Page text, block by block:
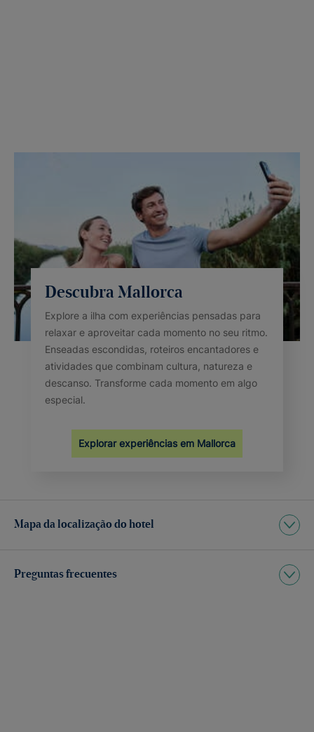
Descubra Mallorca
Explore a ilha com experiências pensadas para
relaxar e aproveitar cada momento no seu ritmo.
Enseadas escondidas, roteiros encantadores e
atividades que combinam cultura, natureza e
descanso. Transforme cada momento em algo
especial.
Explorar experiências em Mallorca
Mapa da localização do hotel
Preguntas frecuentes